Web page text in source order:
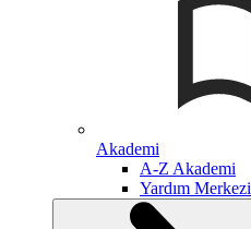
Akademi
A-Z Akademi
Yardım Merkezi